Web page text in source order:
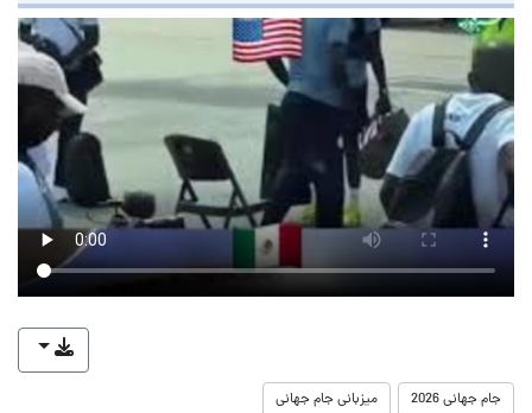
جام جهانی 2026 میزبانی جام جهانی